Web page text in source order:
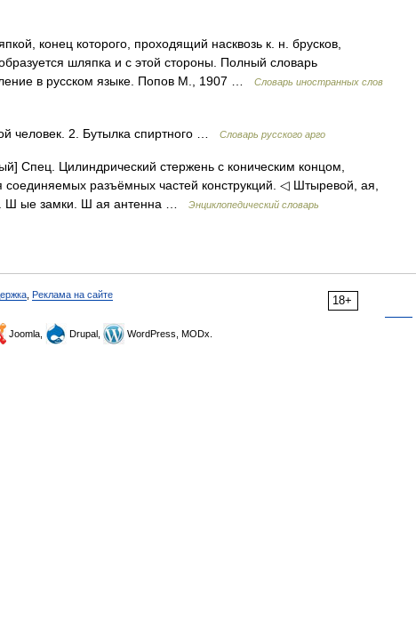
конец которого, проходящий насквозь к. н. брусков,
шляпка и с этой стороны. Полный словарь
в русском языке. Попов М., 1907 …
Словарь иностранных слов
2. Бутылка спиртного … Словарь русского арго
Спец. Цилиндрический стержень с коническим концом,
разъёмных частей конструкций. ◁ Штыревой, ая,
Ш ые замки. Ш ая антенна …
Энциклопедический словарь
18+
Реклама на сайте
Joomla, Drupal, WordPress, MODx.